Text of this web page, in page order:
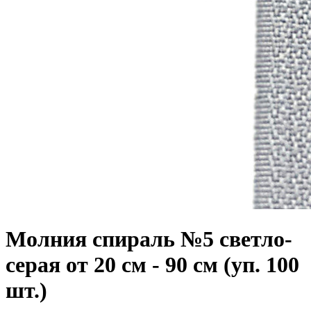
Молния спираль №5 светло-
серая от 20 см - 90 см (уп. 100
шт.)